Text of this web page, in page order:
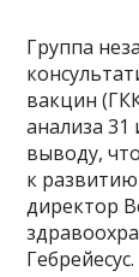
Группа
вакцин
анализа 31
выводу,
к
директор
Гебрейесус.